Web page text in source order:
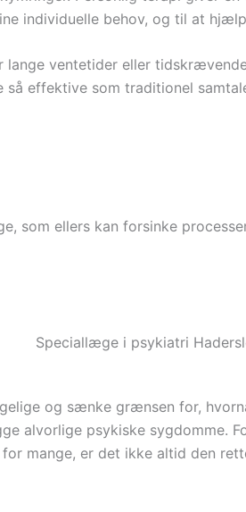
individuelle behov, og til at
lange ventetider eller
effektive som traditionel
som ellers kan forsinke
og sænke grænsen for,
psykiske sygdomme.
mange, er det ikke altid den